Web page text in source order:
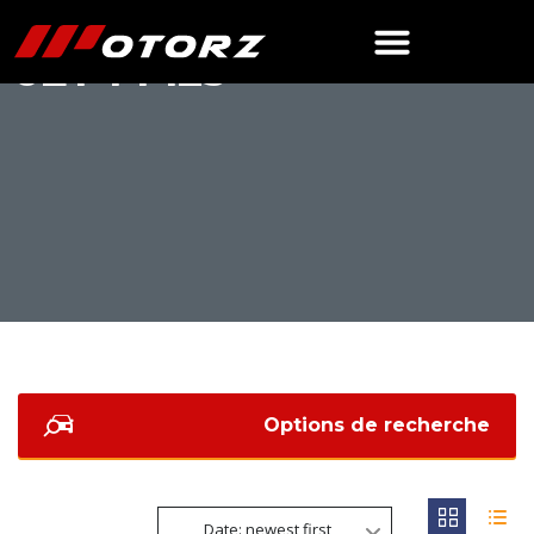
JET 14 125
Options de recherche
Date: newest first